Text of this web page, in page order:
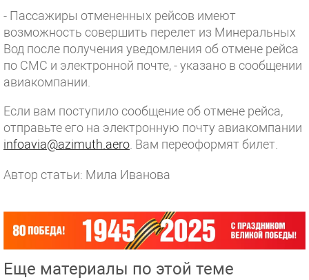
- Пассажиры отмененных рейсов имеют
возможность совершить перелет из Минеральных
Вод после получения уведомления об отмене рейса
по СМС и электронной почте, - указано в сообщении
авиакомпании.
Если вам поступило сообщение об отмене рейса,
отправьте его на электронную почту авиакомпании
infoavia@azimuth.aero . Вам переоформят билет.
Автор статьи: Мила Иванова
Еще материалы по этой теме